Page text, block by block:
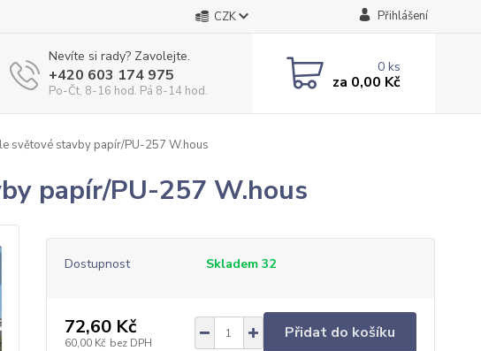
CZK Přihlášení
Nevíte si rady? Zavolejte.
+420 603 174 975
Po-Čt, 8-16 hod. Pá 8-14 hod.
0ks
za 0,00 Kč
světové stavby papír/PU-257 W.hous
papír/PU-257 W.hous
Dostupnost Skladem 32
72,60 Kč
60,00 Kč bez DPH
Přidat do košíku